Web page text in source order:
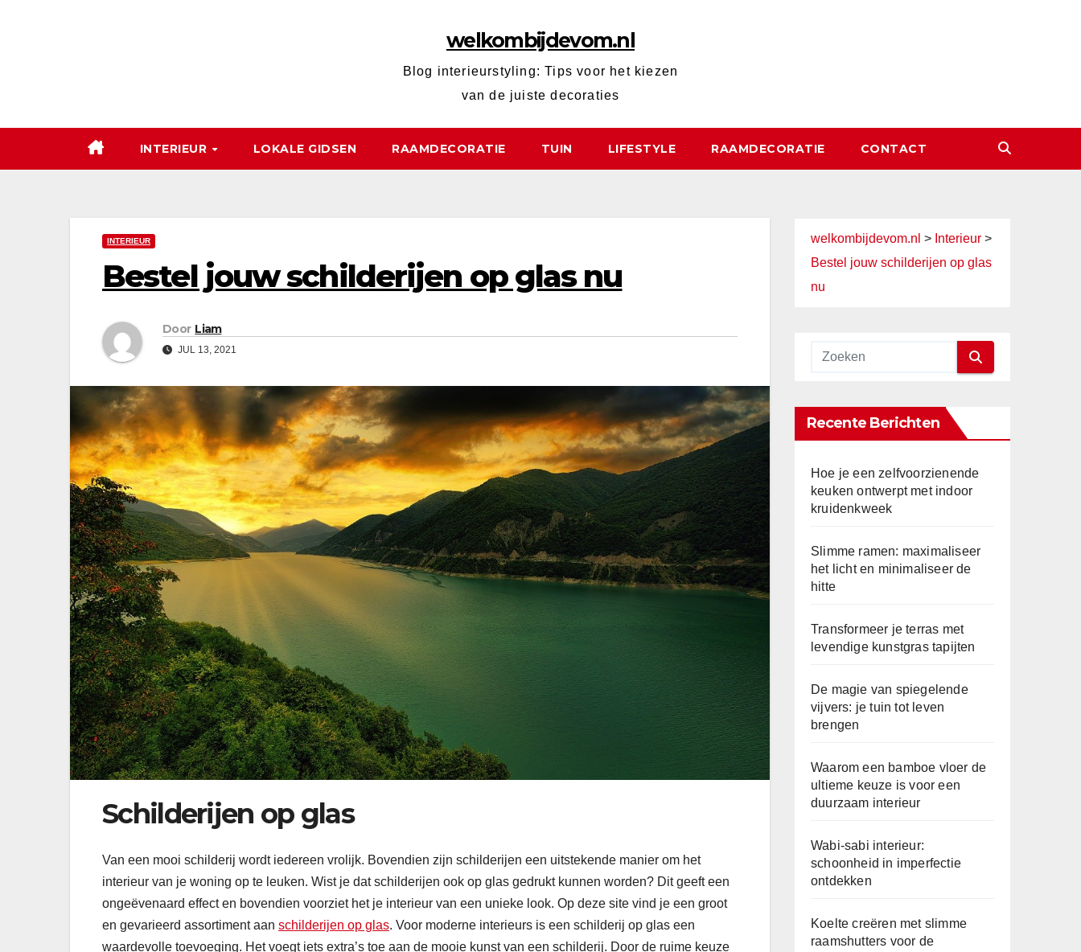
welkombijdevom.nl
Blog interieurstyling: Tips voor het kiezen
van de juiste decoraties
INTERIEUR LOKALE GIDSEN RAAMDECORATIE TUIN LIFESTYLE RAAMDECORATIE CONTACT
INTERIEUR
Bestel jouw schilderijen op glas nu
Door Liam
JUL 13, 2021
Schilderijen op glas
Van een mooi schilderij wordt iedereen vrolijk. Bovendien zijn schilderijen een uitstekende manier om het
interieur van je woning op te leuken. Wist je dat schilderijen ook op glas gedrukt kunnen worden? Dit geeft een
ongeëvenaard effect en bovendien voorziet het je interieur van een unieke look. Op deze site vind je een groot
en gevarieerd assortiment aan schilderijen op glas. Voor moderne interieurs is een schilderij op glas een
waardevolle toevoeging. Het voegt iets extra’s toe aan de mooie kunst van een schilderij. Door de ruime keuze
welkombijdevom.nl > Interieur >
Bestel jouw schilderijen op glas
nu
Recente Berichten
Hoe je een zelfvoorzienende
keuken ontwerpt met indoor
kruidenkweek
Slimme ramen: maximaliseer
het licht en minimaliseer de
hitte
Transformeer je terras met
levendige kunstgras tapijten
De magie van spiegelende
vijvers: je tuin tot leven
brengen
Waarom een bamboe vloer de
ultieme keuze is voor een
duurzaam interieur
Wabi-sabi interieur:
schoonheid in imperfectie
ontdekken
Koelte creëren met slimme
raamshutters voor de